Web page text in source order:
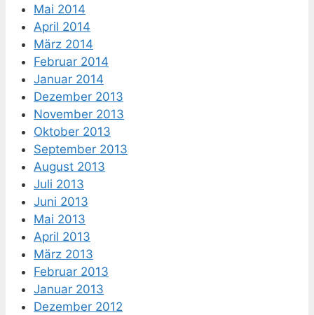
Mai 2014
April 2014
März 2014
Februar 2014
Januar 2014
Dezember 2013
November 2013
Oktober 2013
September 2013
August 2013
Juli 2013
Juni 2013
Mai 2013
April 2013
März 2013
Februar 2013
Januar 2013
Dezember 2012